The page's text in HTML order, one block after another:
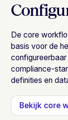
De core
basis voor de
compliance-
definities en
Bekijk core